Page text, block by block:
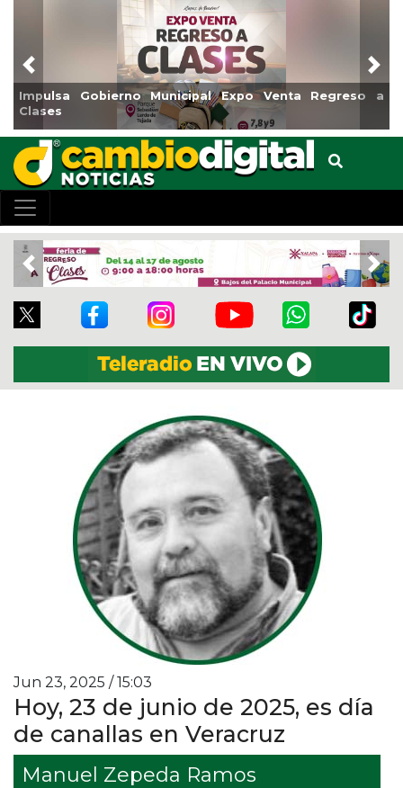
Reabrirá Coatzacoalcos la Alberca Semiolímpica Zona
Centro
Previous
Previous
Jun 23, 2025 / 15:03
Hoy, 23 de junio de 2025, es día
de canallas en Veracruz
Manuel Zepeda Ramos